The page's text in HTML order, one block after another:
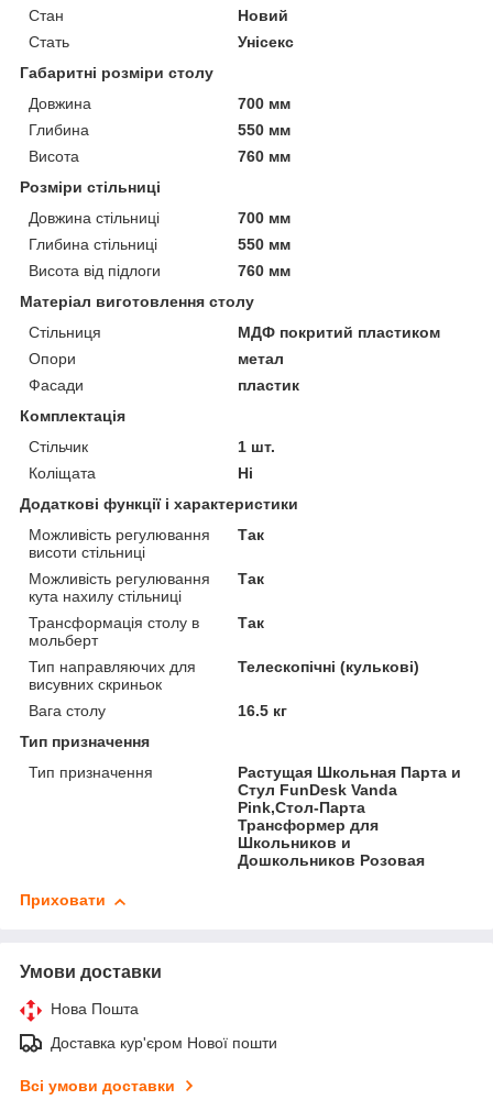
Стан
Новий
Стать
Унісекс
Габаритні розміри столу
Довжина
700 мм
Глибина
550 мм
Висота
760 мм
Розміри стільниці
Довжина стільниці
700 мм
Глибина стільниці
550 мм
Висота від підлоги
760 мм
Матеріал виготовлення столу
Стільниця
МДФ покритий пластиком
Опори
метал
Фасади
пластик
Комплектація
Стільчик
1 шт.
Коліщата
Ні
Додаткові функції і характеристики
Можливість регулювання
висоти стільниці
Так
Можливість регулювання
кута нахилу стільниці
Так
Трансформація столу в
мольберт
Так
Тип направляючих для
висувних скриньок
Телескопічні (кулькові)
Вага столу
16.5 кг
Тип призначення
Тип призначення
Растущая Школьная Парта и
Стул FunDesk Vanda
Pink,Стол-Парта
Трансформер для
Школьников и
Дошкольников Розовая
Приховати
Умови доставки
Нова Пошта
Доставка кур'єром Нової пошти
Всі умови доставки